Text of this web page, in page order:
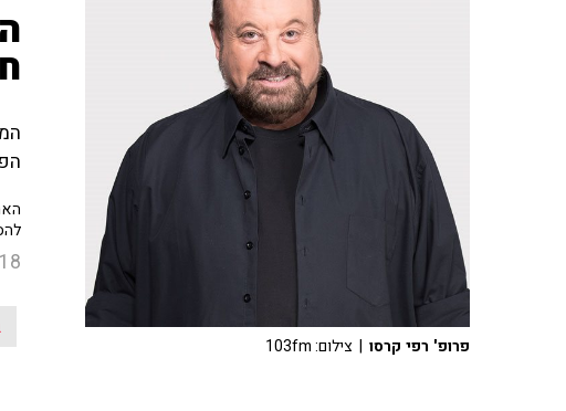
פרופ' רפי קרסו | צילום: 103fm